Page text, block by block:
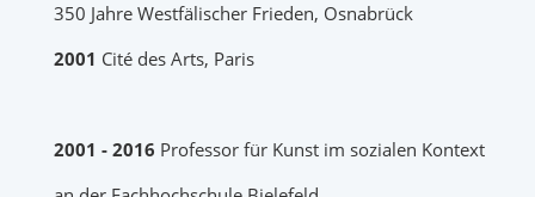
350 Jahre Westfälischer Frieden, Osnabrück
2001 Cité des Arts, Paris
2001 - 2016 Professor für Kunst im sozialen Kontext